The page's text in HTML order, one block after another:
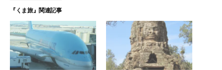
『くま旅』関連記事